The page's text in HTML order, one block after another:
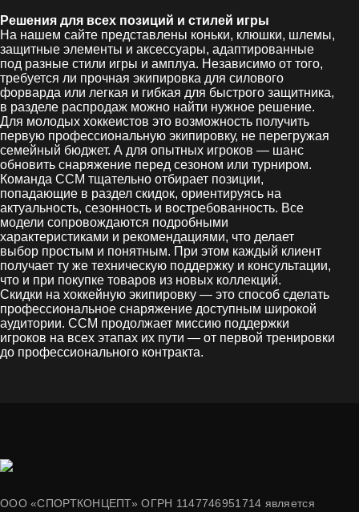
Решения для всех позиций и стилей игры
На нашем сайте представлены коньки, клюшки, шлемы,
защитные элементы и аксессуары, адаптированные
под разные стили игры и амплуа. Независимо от того,
требуется ли прочная экипировка для силового
форварда или легкая и гибкая для быстрого защитника,
в разделе распродаж можно найти нужное решение.
Для молодых хоккеистов это возможность получить
первую профессиональную экипировку, не перегружая
семейный бюджет. А для опытных игроков — шанс
обновить снаряжение перед сезоном или турниром.
Команда CCM тщательно отбирает позиции,
попадающие в раздел скидок, ориентируясь на
актуальность, сезонность и востребованность. Все
модели сопровождаются подробными
характеристиками и рекомендациями, что делает
выбор простым и понятным. При этом каждый клиент
получает ту же техническую поддержку и консультации,
что и при покупке товаров из новых коллекций.
Скидки на хоккейную экипировку — это способ сделать
профессиональное снаряжение доступным широкой
аудитории. CCM продолжает миссию поддержки
игроков на всех этапах их пути — от первой тренировки
до профессионального контракта.
ООО «СПОРТКОНЦЕПТ» ОГРН 1147746951714 является